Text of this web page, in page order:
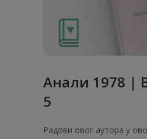
Анaли 1978 |
5
Радови овог аутора у